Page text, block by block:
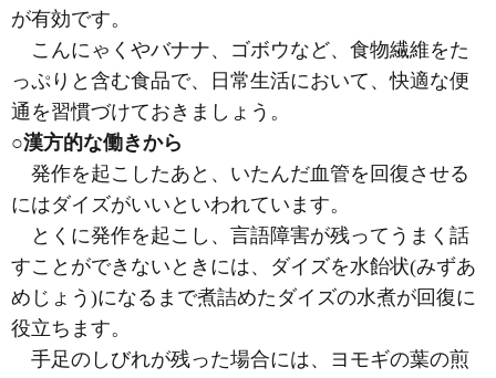
が有効です。
こんにゃくやバナナ、ゴボウなど、食物繊維をた
っぷりと含む食品で、日常生活において、快適な便
通を習慣づけておきましょう。
○漢方的な働きから
発作を起こしたあと、いたんだ血管を回復させる
にはダイズがいいといわれています。
とくに発作を起こし、言語障害が残ってうまく話
すことができないときには、ダイズを水飴状(みずあ
めじょう)になるまで煮詰めたダイズの水煮が回復に
役立ちます。
手足のしびれが残った場合には、ヨモギの葉の煎